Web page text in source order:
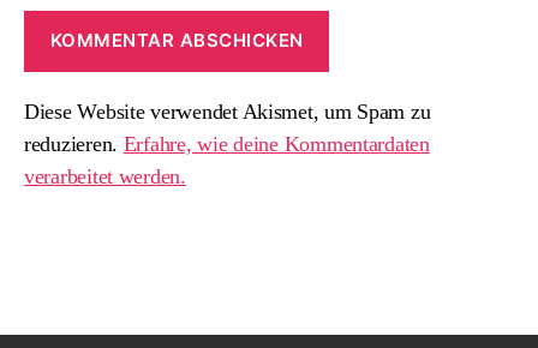
Diese Website verwendet Akismet, um Spam zu
reduzieren. Erfahre, wie deine Kommentardaten
verarbeitet werden.